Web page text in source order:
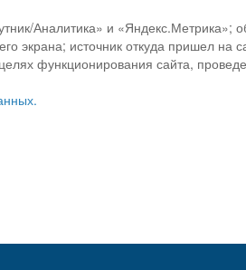
Аналитика» и «Яндекс.Метрика»;
источник откуда пришел на
функционирования сайта,